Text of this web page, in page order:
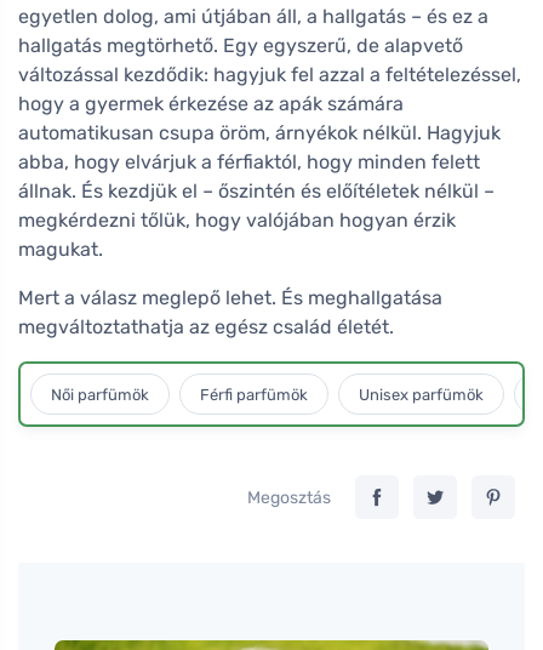
egyetlen dolog, ami útjában áll, a hallgatás – és ez a
hallgatás megtörhető. Egy egyszerű, de alapvető
változással kezdődik: hagyjuk fel azzal a feltételezéssel,
hogy a gyermek érkezése az apák számára
automatikusan csupa öröm, árnyékok nélkül. Hagyjuk
abba, hogy elvárjuk a férfiaktól, hogy minden felett
állnak. És kezdjük el – őszintén és előítéletek nélkül –
megkérdezni tőlük, hogy valójában hogyan érzik
magukat.
Mert a válasz meglepő lehet. És meghallgatása
megváltoztathatja az egész család életét.
Női parfümök Férfi parfümök Unisex parfümök
Megosztás